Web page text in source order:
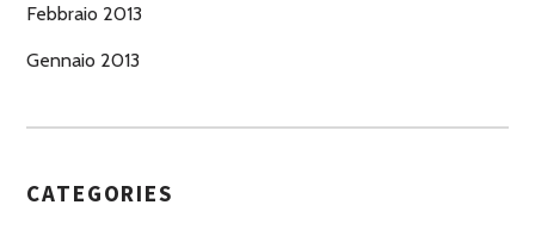
Febbraio 2013
Gennaio 2013
CATEGORIES